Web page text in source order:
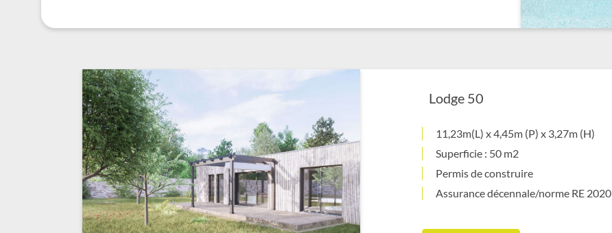
Lodge 50
11,23m(L) x 4,45m (P) x 3,27m (H)
Superficie : 50 m2
Permis de construire
Assurance décennale/norme RE 2020